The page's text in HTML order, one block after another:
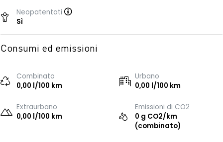
Neopatentati
Sì
Consumi ed emissioni
Combinato
0,00 l/100 km
Urbano
0,00 l/100 km
Extraurbano
0,00 l/100 km
Emissioni di CO2
0 g CO2/km
(combinato)